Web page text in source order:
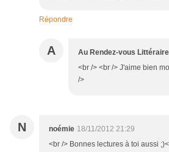
Répondre
A Au Rendez-vous Littéraire
<br /> <br /> J'aime bien
/>
N noémie 18/11/2012 21:29
<br /> Bonnes lectures à toi aussi